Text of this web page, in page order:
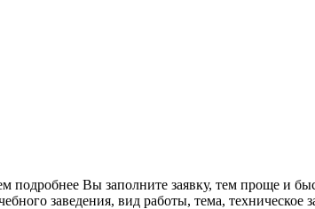
подробнее Вы заполните заявку, тем проще и
заведения, вид работы, тема, техническое